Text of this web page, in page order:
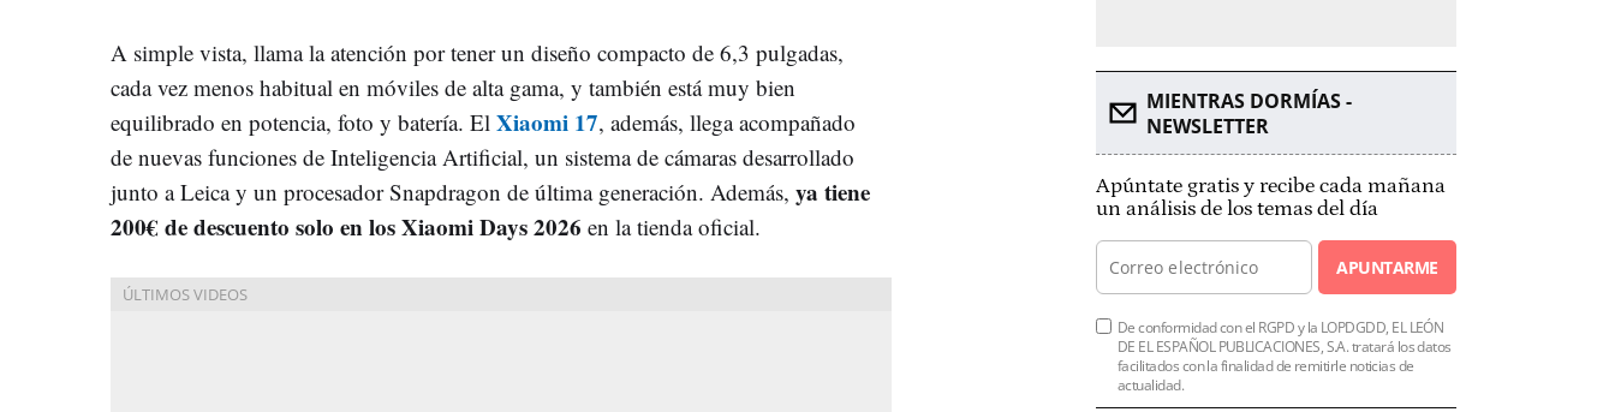
A simple vista, llama la atención por tener un diseño compacto de 6,3 pulgadas,
cada vez menos habitual en móviles de alta gama, y también está muy bien
equilibrado en potencia, foto y batería. El Xiaomi 17, además, llega acompañado
de nuevas funciones de Inteligencia Artificial, un sistema de cámaras desarrollado
junto a Leica y un procesador Snapdragon de última generación. Además, ya tiene
200€ de descuento solo en los Xiaomi Days 2026 en la tienda oficial.
MIENTRAS DORMÍAS -
NEWSLETTER
Apúntate gratis y recibe cada mañana
un análisis de los temas del día
APUNTARME
De conformidad con el RGPD y la LOPDGDD, EL LEÓN
DE EL ESPAÑOL PUBLICACIONES, S.A. tratará los datos
facilitados con la finalidad de remitirle noticias de
actualidad.